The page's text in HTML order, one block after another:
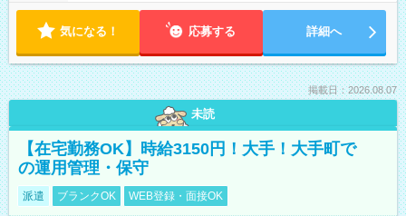
気になる！ 応募する 詳細へ
掲載日：2026.08.07
未読
【在宅勤務OK】時給3150円！大手！大手町で
の運用管理・保守
派遣 ブランクOK WEB登録・面接OK